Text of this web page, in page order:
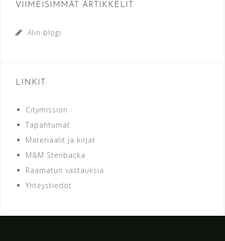
VIIMEISIMMÄT ARTIKKELIT
Alin blogi
LINKIT:
Citymission
Tapahtumat
Materiaalit ja kirjat
M&M Stenbacka
Raamatun vastauksia
Yhteystiedot